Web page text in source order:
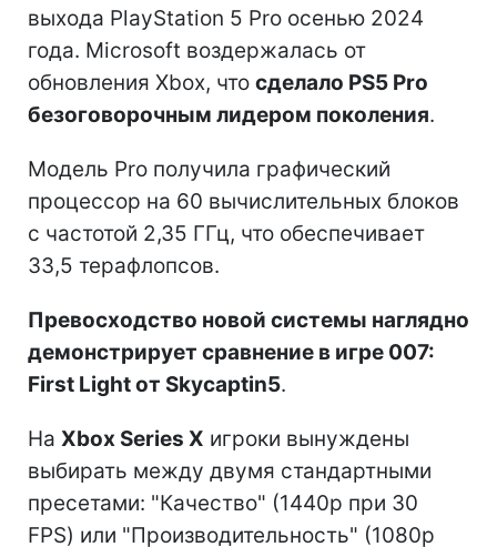
выхода PlayStation 5 Pro осенью 2024
года. Microsoft воздержалась от
обновления Xbox, что сделало PS5 Pro
безоговорочным лидером поколения.
Модель Pro получила графический
процессор на 60 вычислительных блоков
с частотой 2,35 ГГц, что обеспечивает
33,5 терафлопсов.
Превосходство новой системы наглядно
демонстрирует сравнение в игре 007:
First Light от Skycaptin5.
На Xbox Series X игроки вынуждены
выбирать между двумя стандартными
пресетами: "Качество" (1440p при 30
FPS) или "Производительность" (1080p